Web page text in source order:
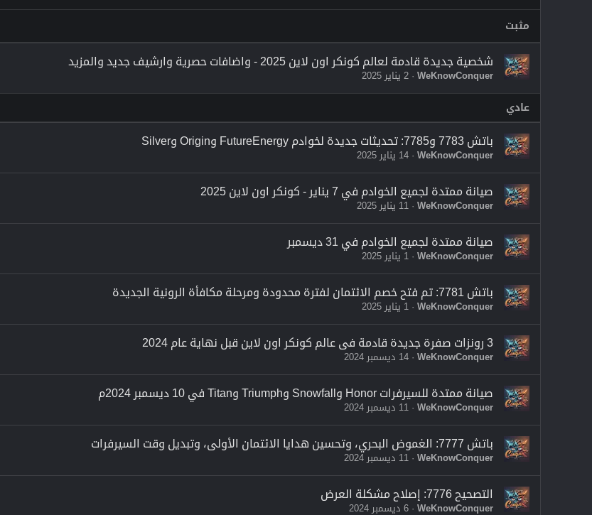
مثبت
شخصية جديدة قادمة لعالم كونكر اون لاين 2025 - واضافات حصرية وارشيف جديد والمزيد
WeKnowConquer 2 يناير 2025
عادي
باتش 7783 و7785: تحديثات جديدة لخوادم FutureEnergy وOrigin وSilver
WeKnowConquer 14 يناير 2025
صيانة ممتدة لجميع الخوادم في 7 يناير - كونكر اون لاين 2025
WeKnowConquer 11 يناير 2025
صيانة ممتدة لجميع الخوادم في 31 ديسمبر
WeKnowConquer 1 يناير 2025
باتش 7781: تم فتح خصم الائتمان لفترة محدودة ومرحلة مكافأة الرونية الجديدة
WeKnowConquer 1 يناير 2025
3 رونزات صفرة جديدة قادمة فى عالم كونكر اون لاين قبل نهاية عام 2024
WeKnowConquer 14 ديسمبر 2024
صيانة ممتدة للسيرفرات Honor وSnowfall وTriumph وTitan في 10 ديسمبر 2024م
WeKnowConquer 11 ديسمبر 2024
باتش 7777: الغموض البحري، وتحسين هدايا الائتمان الأولى، وتبديل وقت السيرفرات
WeKnowConquer 11 ديسمبر 2024
التصحيح 7776: إصلاح مشكلة العرض
WeKnowConquer 6 ديسمبر 2024